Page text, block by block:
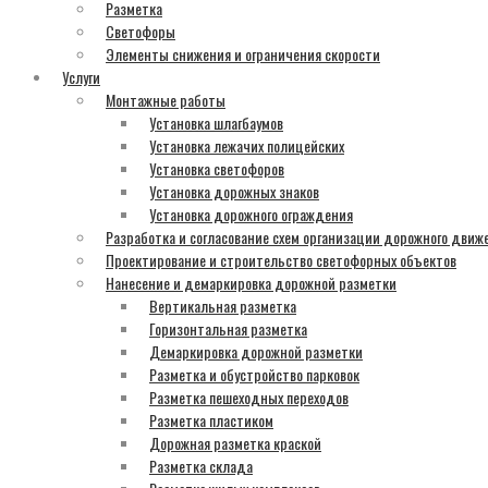
Разметка
Светофоры
Элементы снижения и ограничения скорости
Услуги
Монтажные работы
Установка шлагбаумов
Установка лежачих полицейских
Установка светофоров
Установка дорожных знаков
Установка дорожного ограждения
Разработка и согласование схем организации дорожного
Проектирование и строительство светофорных объектов
Нанесение и демаркировка дорожной разметки
Вертикальная разметка
Горизонтальная разметка
Демаркировка дорожной разметки
Разметка и обустройство парковок
Разметка пешеходных переходов
Разметка пластиком
Дорожная разметка краской
Разметка склада